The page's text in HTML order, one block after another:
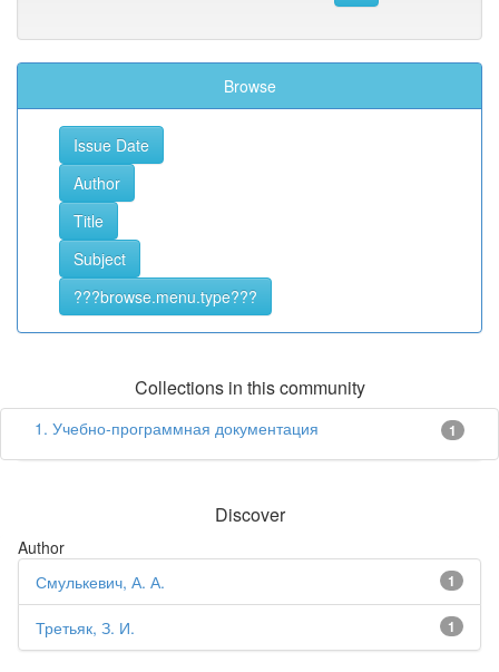
Browse
Collections in this community
1. Учебно-программная документация 1
Discover
Author
1
Смулькевич, А. А.
1
Третьяк, З. И.